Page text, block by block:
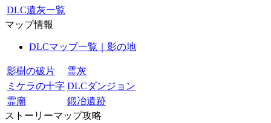
DLC遺灰一覧
マップ情報
DLCマップ一覧｜影の地
影樹の破片
霊灰
ミケラの十字 DLCダンジョン
霊廟
鍛冶遺跡
ストーリーマップ攻略